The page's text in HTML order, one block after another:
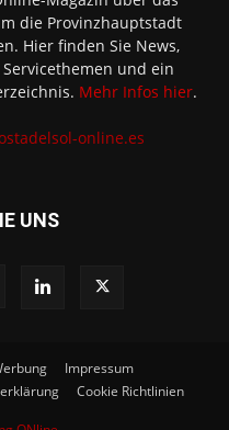
die Provinzhauptstadt
Hier finden Sie News,
und ein
Mehr Infos hier.
online.es
UNS
Impressum
Cookie Richtlinien